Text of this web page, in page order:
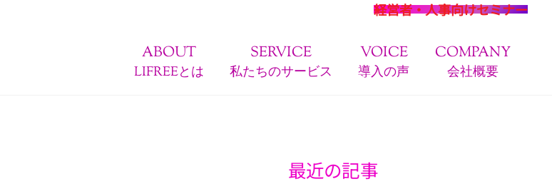
経営者・人事向けセミナー
ABOUT
LIFREEとは
SERVICE
私たちのサービス
VOICE
導入の声
COMPANY
会社概要
最近の記事